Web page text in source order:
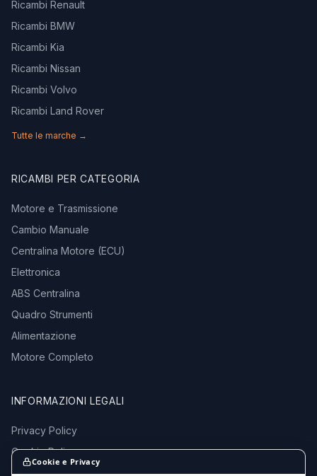
Ricambi Renault
Ricambi BMW
Ricambi Kia
Ricambi Nissan
Ricambi Volvo
Ricambi Land Rover
Tutte le marche →
RICAMBI PER CATEGORIA
Motore e Trasmissione
Cambio Manuale
Centralina Motore (ECU)
Elettronica
ABS Centralina
Quadro Strumenti
Alimentazione
Motore Completo
INFORMAZIONI LEGALI
Privacy Policy
Cookie Policy
Termini e Condizioni
Cookie e Privacy